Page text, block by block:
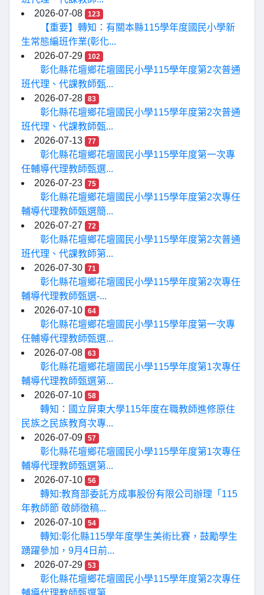
2026-07-08
123
【重要】轉知：有關本縣115學年度國民小學新
生常態編班作業(彰化...
2026-07-29
102
彰化縣花壇鄉花壇國民小學115學年度第2次普通
班代理、代課教師甄...
2026-07-28
83
彰化縣花壇鄉花壇國民小學115學年度第2次普通
班代理、代課教師甄...
2026-07-13
77
彰化縣花壇鄉花壇國民小學115學年度第一次專
任輔導代理教師甄選...
2026-07-23
75
彰化縣花壇鄉花壇國民小學115學年度第2次專任
輔導代理教師甄選簡...
2026-07-27
72
彰化縣花壇鄉花壇國民小學115學年度第2次普通
班代理、代課教師第...
2026-07-30
71
彰化縣花壇鄉花壇國民小學115學年度第2次專任
輔導代理教師甄選-...
2026-07-10
64
彰化縣花壇鄉花壇國民小學115學年度第一次專
任輔導代理教師甄選...
2026-07-08
63
彰化縣花壇鄉花壇國民小學115學年度第1次專任
輔導代理教師甄選第...
2026-07-10
58
轉知：國立屏東大學115年度在職教師進修原住
民族之民族教育次專...
2026-07-09
57
彰化縣花壇鄉花壇國民小學115學年度第1次專任
輔導代理教師甄選第...
2026-07-10
56
轉知:教育部委託方成事股份有限公司辦理「115
年教師節 敬師徵稿...
2026-07-10
54
轉知:彰化縣115學年度學生美術比賽，鼓勵學生
踴躍參加，9月4日前...
2026-07-29
53
彰化縣花壇鄉花壇國民小學115學年度第2次專任
輔導代理教師甄選第...